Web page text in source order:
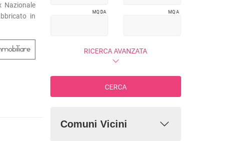
Nazionale
in
MQ DA MQ A
RICERCA AVANZATA
CERCA
Comuni Vicini